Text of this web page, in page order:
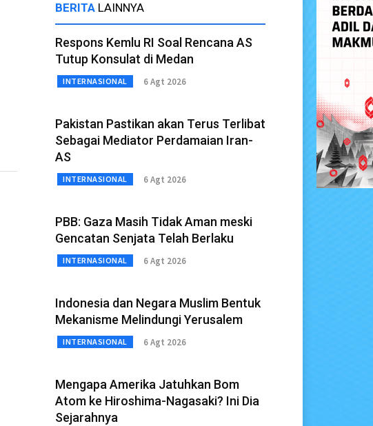
BERITA LAINNYA
Respons Kemlu RI Soal Rencana AS
Tutup Konsulat di Medan
INTERNASIONAL 6 Agt 2026
Pakistan Pastikan akan Terus Terlibat
Sebagai Mediator Perdamaian Iran-
AS
INTERNASIONAL 6 Agt 2026
PBB: Gaza Masih Tidak Aman meski
Gencatan Senjata Telah Berlaku
INTERNASIONAL 6 Agt 2026
Indonesia dan Negara Muslim Bentuk
Mekanisme Melindungi Yerusalem
INTERNASIONAL 6 Agt 2026
Mengapa Amerika Jatuhkan Bom
Atom ke Hiroshima-Nagasaki? Ini Dia
Sejarahnya